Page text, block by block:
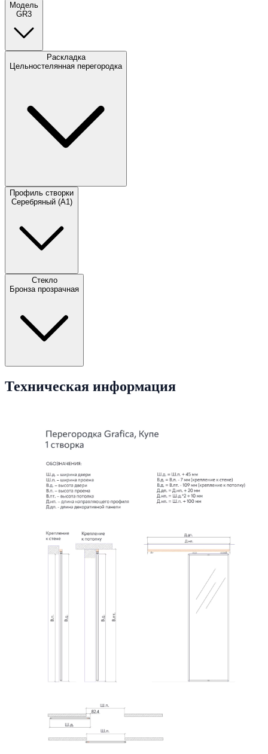
Модель
GR3
Раскладка
Цельностелянная перегородка
Профиль створки
Серебряный (A1)
Стекло
Бронза прозрачная
Техническая информация